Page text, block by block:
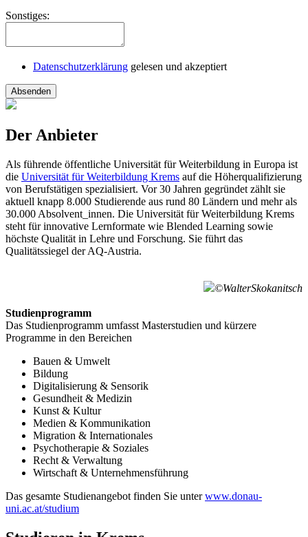
Sonstiges:
Datenschutzerklärung gelesen und akzeptiert
Absenden
Der Anbieter
Als führende öffentliche Universität für Weiterbildung in Europa ist
die Universität für Weiterbildung Krems auf die Höherqualifizierung
von Berufstätigen spezialisiert. Vor 30 Jahren gegründet zählt sie
aktuell knapp 8.000 Studierende aus rund 80 Ländern und mehr als
30.000 Absolvent_innen. Die Universität für Weiterbildung Krems
steht für innovative Lernformate wie Blended Learning sowie
höchste Qualität in Lehre und Forschung. Sie führt das
Qualitätssiegel der AQ-Austria.
©WalterSkokanitsch
Studienprogramm
Das Studienprogramm umfasst Masterstudien und kürzere
Programme in den Bereichen
Bauen & Umwelt
Bildung
Digitalisierung & Sensorik
Gesundheit & Medizin
Kunst & Kultur
Medien & Kommunikation
Migration & Internationales
Psychotherapie & Soziales
Recht & Verwaltung
Wirtschaft & Unternehmensführung
Das gesamte Studienangebot finden Sie unterwww.donau-
uni.ac.at/studium